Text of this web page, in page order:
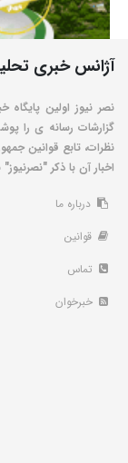
آژانس خبری
نصر نیوز اولین
گزارشات رسانه ی را
نظرات، تابع قوانین
اخبار آن با ذکر
درباره ما
قوانین
تماس
خبرخوان